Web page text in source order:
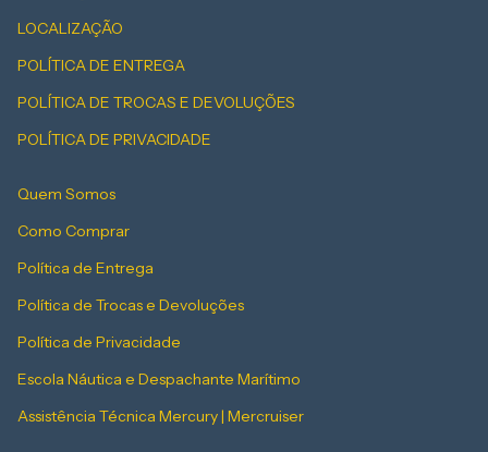
LOCALIZAÇÃO
POLÍTICA DE ENTREGA
POLÍTICA DE TROCAS E DEVOLUÇÕES
POLÍTICA DE PRIVACIDADE
Quem Somos
Como Comprar
Política de Entrega
Política de Trocas e Devoluções
Política de Privacidade
Escola Náutica e Despachante Marítimo
Assistência Técnica Mercury | Mercruiser